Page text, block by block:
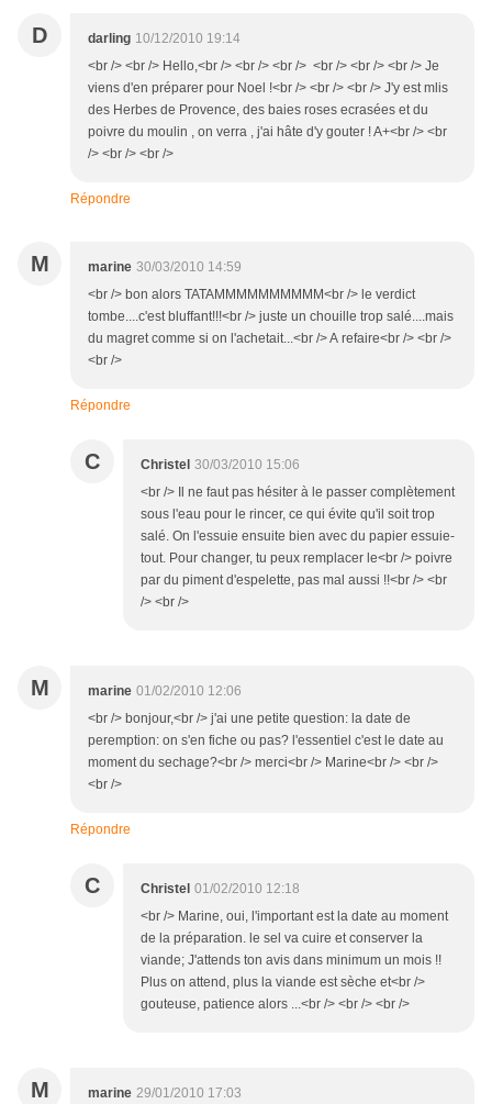
D darling 10/12/2010 19:14
<br /> <br /> Hello,<br /> <br /> <br /> <br /> <br /> <br /> Je
viens d'en préparer pour Noel !<br /> <br /> <br /> J'y est mlis
des Herbes de Provence, des baies roses ecrasées et du
poivre du moulin , on verra , j'ai hâte d'y gouter ! A+<br /> <br
/> <br /> <br />
Répondre
M marine 30/03/2010 14:59
<br /> bon alors TATAMMMMMMMMMM<br /> le verdict
tombe....c'est bluffant!!!<br /> juste un chouille trop salé....mais
du magret comme si on l'achetait...<br /> A refaire<br /> <br />
<br />
Répondre
C Christel 30/03/2010 15:06
<br /> Il ne faut pas hésiter à le passer complètement
sous l'eau pour le rincer, ce qui évite qu'il soit trop
salé. On l'essuie ensuite bien avec du papier essuie-
tout. Pour changer, tu peux remplacer le<br /> poivre
par du piment d'espelette, pas mal aussi !!<br /> <br
/> <br />
M marine 01/02/2010 12:06
<br /> bonjour,<br /> j'ai une petite question: la date de
peremption: on s'en fiche ou pas? l'essentiel c'est le date au
moment du sechage?<br /> merci<br /> Marine<br /> <br />
<br />
Répondre
C Christel 01/02/2010 12:18
<br /> Marine, oui, l'important est la date au moment
de la préparation. le sel va cuire et conserver la
viande; J'attends ton avis dans minimum un mois !!
Plus on attend, plus la viande est sèche et<br />
gouteuse, patience alors ...<br /> <br /> <br />
M marine 29/01/2010 17:03